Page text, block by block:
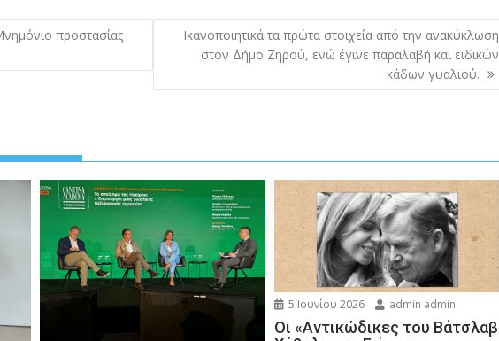
προστασίας
Ικανοποιητικά τα πρώτα στοιχεία από την ανακύκλωση
στον Δήμο Ζηρού, ενώ έγινε παραλαβή και ειδικών
κάδων γυαλιού.
5 Ιουνίου 2026 admin admin
Οι «Αντικώδικες του Βάτσλαβ